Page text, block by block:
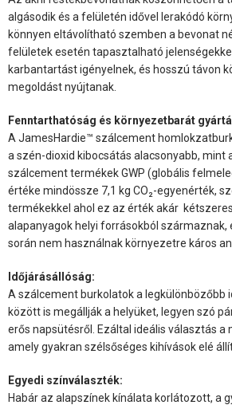
algásodik és a felületén idővel lerakódó
könnyen eltávolítható szemben a bevonat
felületek esetén tapasztalható
karbantartást igényelnek, és hosszú távon
megoldást nyújtanak.
Fenntarthatóság és környezetbarát
A JamesHardie™ szálcement
a szén-dioxid kibocsátás alacsonyabb, mint
szálcement termékek GWP (globális
értéke mindössze 7,1 kg CO₂-egyenérték,
termékekkel ahol ez az érték akár
alapanyagok helyi forrásokból
során nem használnak környezetre káros
Időjárásállóság:
A szálcement burkolatok a legkülönbözőbb
között is megállják a helyüket, legyen szó
erős napsütésről. Ezáltal ideális választás a
amely gyakran szélsőséges kihívások elé
Egyedi színválaszték:
Habár az alapszínek kínálata korlátozott, a